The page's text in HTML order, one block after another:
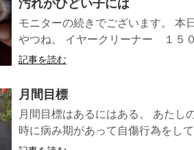
汚れがひどい子には
モニターの続きでございます。 本
やつね。 イヤークリーナー １５
記事を読む
月間目標
月間目標はあるにはある。 あたし
時に病み期があって自傷行為をし